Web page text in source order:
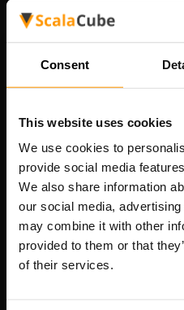
Consent
This website uses cookies
We use cookies to
provide social media
We also share information
our social media,
may combine it with other
provided to them or that
of their services.
Scalable Hosting Solutions OÜ
เลขที่ผู้เสียภาษี: EE102133820
ที่อยู่: Harju maakond,
การนำทางแบบรวดเร็ว
บทวิจารณ์
ผู้ติดต่อ